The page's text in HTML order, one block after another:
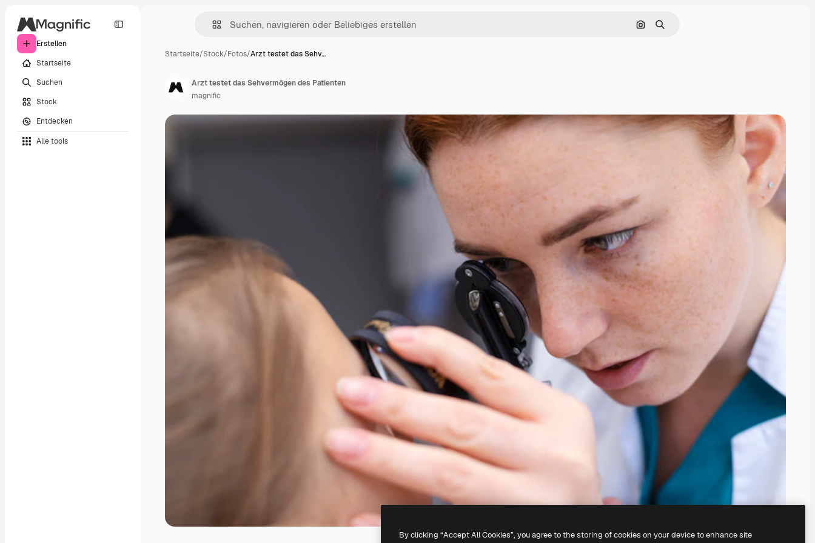
Erstellen
Startseite
Suchen
Stock
Entdecken
Alle tools
Nach Bild suchen
Suchen
Startseite/Stock/Fotos/Arzt testet das Sehv…
Arzt testet das Sehvermögen des Patienten
magnific
By clicking “Accept All Cookies”, you agree to the storing of cookies on your device to enhance site